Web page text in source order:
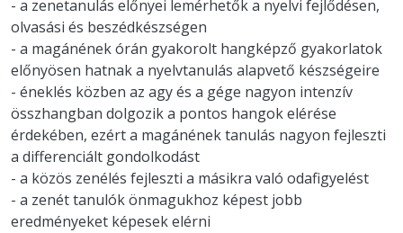
- a zenetanulás előnyei lemérhetők a nyelvi fejlődésen,
olvasási és beszédkészségen
- a magánének órán gyakorolt hangképző gyakorlatok
előnyösen hatnak a nyelvtanulás alapvető készségeire
- éneklés közben az agy és a gége nagyon intenzív
összhangban dolgozik a pontos hangok elérése
érdekében, ezért a magánének tanulás nagyon fejleszti
a differenciált gondolkodást
- a közös zenélés fejleszti a másikra való odafigyelést
- a zenét tanulók önmagukhoz képest jobb
eredményeket képesek elérni